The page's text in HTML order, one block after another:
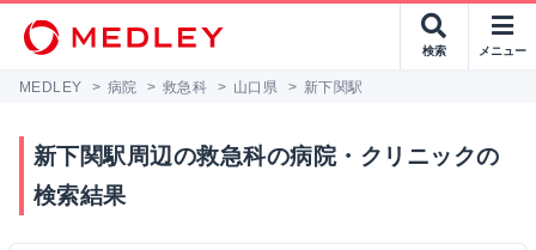
検索 メニュー
MEDLEY > 病院 > 救急科 > 山口県 > 新下関駅
新下関駅周辺の救急科の病院・クリニックの
検索結果